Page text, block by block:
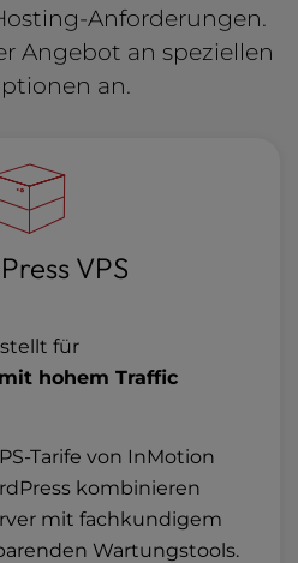
Anforderungen.
Angebot an speziellen
an.
VPS
für
hohem Traffic
Tarife von InMotion
kombinieren
mit fachkundigem
Wartungstools.